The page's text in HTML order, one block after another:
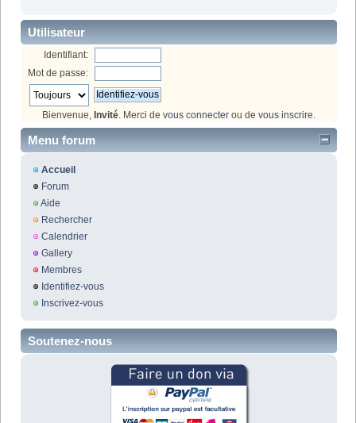
Utilisateur
Identifiant:
Mot de passe:
Bienvenue, Invité . Merci de vous connecter ou de vous inscrire
Menu forum
Accueil
Forum
Aide
Rechercher
Calendrier
Gallery
Membres
Identifiez-vous
Inscrivez-vous
Soutenez-nous